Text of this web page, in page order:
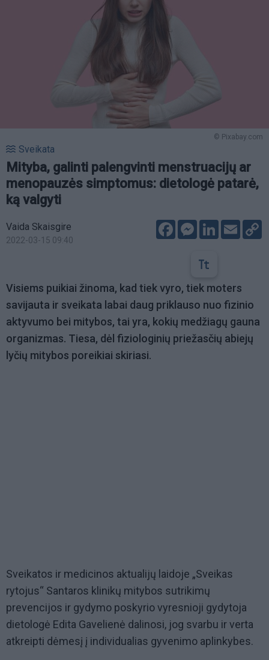
© Pixabay.com
Sveikata
Mityba, galinti palengvinti menstruacijų ar
menopauzės simptomus: dietologė patarė,
ką valgyti
Vaida Skaisgire
2022-03-15 09:40
FacebookMessenger
LinkedIn
Email
Visiems puikiai žinoma, kad tiek vyro, tiek moters
savijauta ir sveikata labai daug priklauso nuo fizinio
aktyvumo bei mitybos, tai yra, kokių medžiagų gauna
organizmas. Tiesa, dėl fiziologinių priežasčių abiejų
lyčių mitybos poreikiai skiriasi.
Sveikatos ir medicinos aktualijų laidoje „Sveikas
rytojus“ Santaros klinikų mitybos sutrikimų
prevencijos ir gydymo poskyrio vyresnioji gydytoja
dietologė Edita Gavelienė dalinosi, jog svarbu ir verta
atkreipti dėmesį į individualias gyvenimo aplinkybes.